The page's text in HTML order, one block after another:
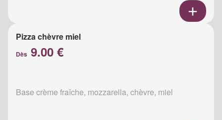
Pizza chèvre miel
Dès 9.00 €
Base crème fraîche, mozzarella, chèvre, miel